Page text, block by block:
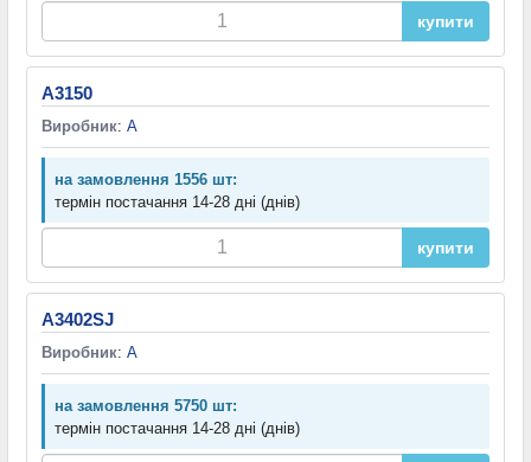
купити
A3150
Виробник: A
на замовлення 1556 шт:
термін постачання 14-28 дні (днів)
купити
A3402SJ
Виробник: A
на замовлення 5750 шт:
термін постачання 14-28 дні (днів)